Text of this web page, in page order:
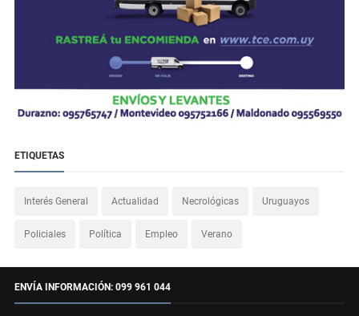
ETIQUETAS
Interés General Actualidad Necrológicas Uruguayos
Policiales Política Empleo Verano
ENVÍA INFORMACIÓN: 099 961 044